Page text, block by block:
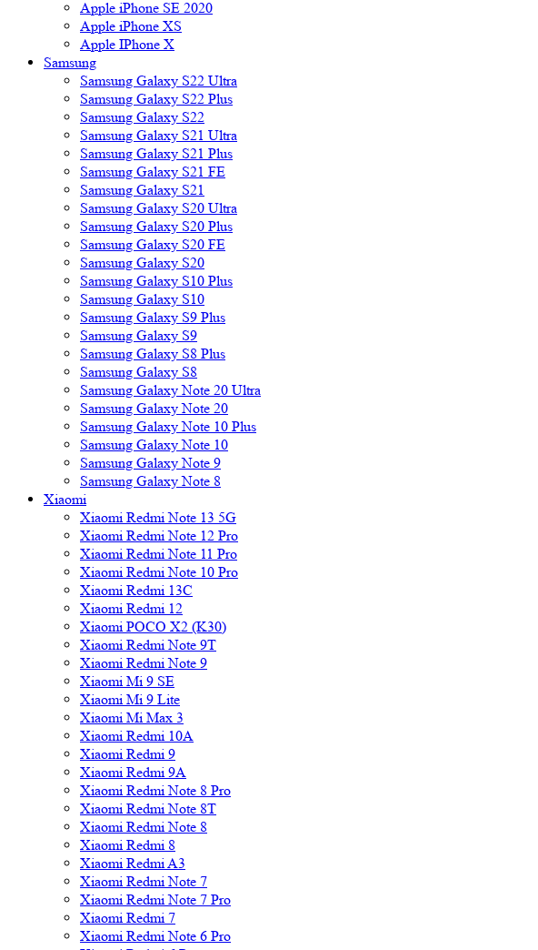
Apple iPhone SE 2020
Apple iPhone XS
Apple IPhone X
Samsung
Samsung Galaxy S22 Ultra
Samsung Galaxy S22 Plus
Samsung Galaxy S22
Samsung Galaxy S21 Ultra
Samsung Galaxy S21 Plus
Samsung Galaxy S21 FE
Samsung Galaxy S21
Samsung Galaxy S20 Ultra
Samsung Galaxy S20 Plus
Samsung Galaxy S20 FE
Samsung Galaxy S20
Samsung Galaxy S10 Plus
Samsung Galaxy S10
Samsung Galaxy S9 Plus
Samsung Galaxy S9
Samsung Galaxy S8 Plus
Samsung Galaxy S8
Samsung Galaxy Note 20 Ultra
Samsung Galaxy Note 20
Samsung Galaxy Note 10 Plus
Samsung Galaxy Note 10
Samsung Galaxy Note 9
Samsung Galaxy Note 8
Xiaomi
Xiaomi Redmi Note 13 5G
Xiaomi Redmi Note 12 Pro
Xiaomi Redmi Note 11 Pro
Xiaomi Redmi Note 10 Pro
Xiaomi Redmi 13C
Xiaomi Redmi 12
Xiaomi POCO X2 (K30)
Xiaomi Redmi Note 9T
Xiaomi Redmi Note 9
Xiaomi Mi 9 SE
Xiaomi Mi 9 Lite
Xiaomi Mi Max 3
Xiaomi Redmi 10A
Xiaomi Redmi 9
Xiaomi Redmi 9A
Xiaomi Redmi Note 8 Pro
Xiaomi Redmi Note 8T
Xiaomi Redmi Note 8
Xiaomi Redmi 8
Xiaomi Redmi A3
Xiaomi Redmi Note 7
Xiaomi Redmi Note 7 Pro
Xiaomi Redmi 7
Xiaomi Redmi Note 6 Pro